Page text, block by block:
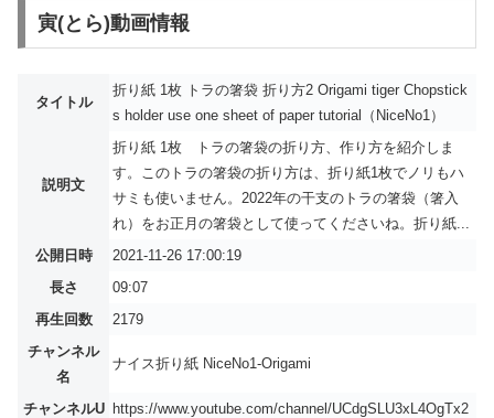
寅(とら)動画情報
タイトル
折り紙 1枚 トラの箸袋 折り方2 Origami tiger Chopstick
s holder use one sheet of paper tutorial（NiceNo1）
説明文
折り紙 1枚 トラの箸袋の折り方、作り方を紹介しま
す。このトラの箸袋の折り方は、折り紙1枚でノリもハ
サミも使いません。2022年の干支のトラの箸袋（箸入
れ）をお正月の箸袋として使ってくださいね。折り紙...
公開日時
2021-11-26 17:00:19
長さ
09:07
再生回数
2179
チャンネル
名
ナイス折り紙 NiceNo1-Origami
チャンネルU
https://www.youtube.com/channel/UCdgSLU3xL4OgTx2